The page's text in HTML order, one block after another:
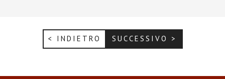
< INDIETRO SUCCESSIVO >